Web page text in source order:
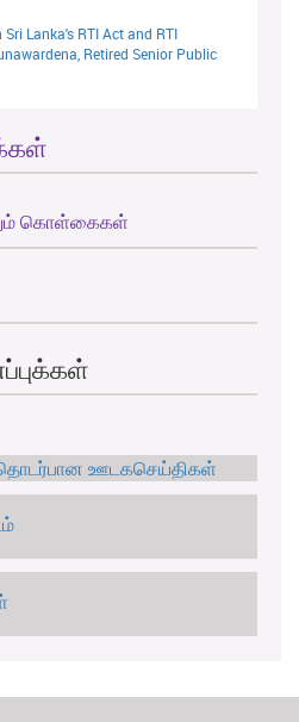
Lanka's RTI Act and RTI
Retired Senior Public
கொள்கைகள்
தொடர்பான ஊடகசெய்திகள்